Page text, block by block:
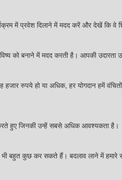
में प्रवेश दिलाने में मदद करें और देखें कि वे
को बनाने में मदद करती है। आपकी
हजार रुपये हो या अधिक, हर योगदान हमें
हुए जिनकी उन्हें सबसे अधिक आवश्यकता है।
बहुत कुछ कर सकते हैं। बदलाव लाने में हमारे